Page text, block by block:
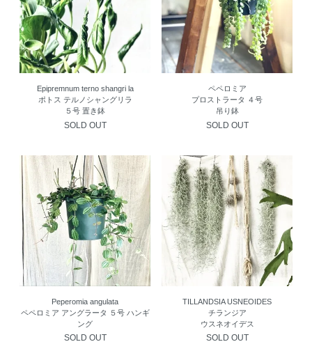
Epipremnum terno shangri la
ポトス テルノシャングリラ
５号 置き鉢
SOLD OUT
ペペロミア
プロストラータ ４号
吊り鉢
SOLD OUT
Peperomia angulata
ペペロミア アングラータ ５号 ハンギ
ング
SOLD OUT
TILLANDSIA USNEOIDES
チランジア
ウスネオイデス
SOLD OUT